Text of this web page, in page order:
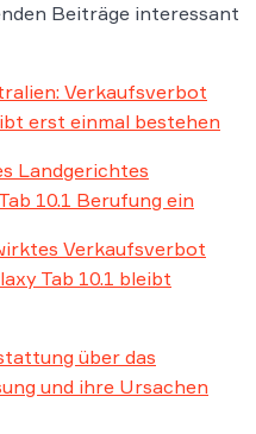
Beiträge interessant
Verkaufsverbot
erst einmal bestehen
Landgerichtes
10.1 Berufung ein
Verkaufsverbot
Tab 10.1 bleibt
über das
und ihre Ursachen